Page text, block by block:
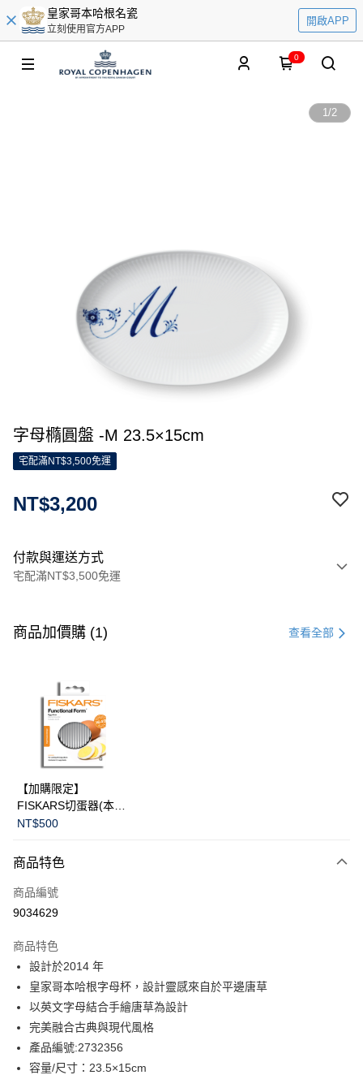
皇家哥本哈根名瓷
立刻使用官方APP
開啟APP
0
1/2
字母橢圓盤 -M 23.5×15cm
宅配滿NT$3,500免運
NT$3,200
付款與運送方式
宅配滿NT$3,500免運
信用卡一次付款
3 期 0 利率 每期
合作金庫商業銀行
華南商業銀行
上海商業儲蓄銀行
國泰世華商業銀行
臺灣中小企業銀行
匯豐（台灣）商業銀行
聯邦商業銀行
元大商業銀行
台新國際商業銀行
LINE Pay
Apple Pay
運送方式
黑貓宅急便
商品加價購 (1) 查看全部
【加購限定】
FISKARS切蛋器(本商
品不提供破損保證)
NT$500
商品特色
商品編號
9034629
商品特色
設計於2014 年
皇家哥本哈根字母杯，設計靈感來自於平邊唐草
以英文字母結合手繪唐草為設計
完美融合古典與現代風格
產品編號:2732356
容量/尺寸：23.5×15cm